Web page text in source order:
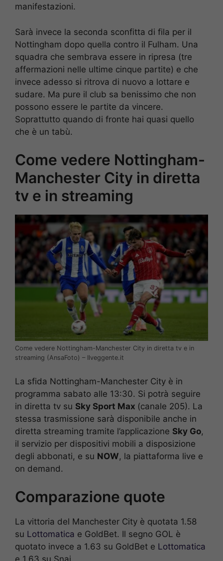
manifestazioni.
Sarà invece la seconda sconfitta di fila per il
Nottingham dopo quella contro il Fulham. Una
squadra che sembrava essere in ripresa (tre
affermazioni nelle ultime cinque partite) e che
invece adesso si ritrova di nuovo a lottare e
sudare. Ma pure il club sa benissimo che non
possono essere le partite da vincere.
Soprattutto quando di fronte hai quasi quello
che è un tabù.
Come vedere Nottingham-
Manchester City in diretta
tv e in streaming
Come vedere Nottingham-Manchester City in diretta tv e in
streaming (AnsaFoto) – Ilveggente.it
La sfida Nottingham-Manchester City è in
programma sabato alle 13:30. Si potrà seguire
in diretta tv su Sky Sport Max (canale 205). La
stessa trasmissione sarà disponibile anche in
diretta streaming tramite l’applicazione Sky Go,
il servizio per dispositivi mobili a disposizione
degli abbonati, e su NOW, la piattaforma live e
on demand.
Comparazione quote
La vittoria del Manchester City è quotata 1.58
su Lottomatica e GoldBet. Il segno GOL è
quotato invece a 1.63 su GoldBet e Lottomatica